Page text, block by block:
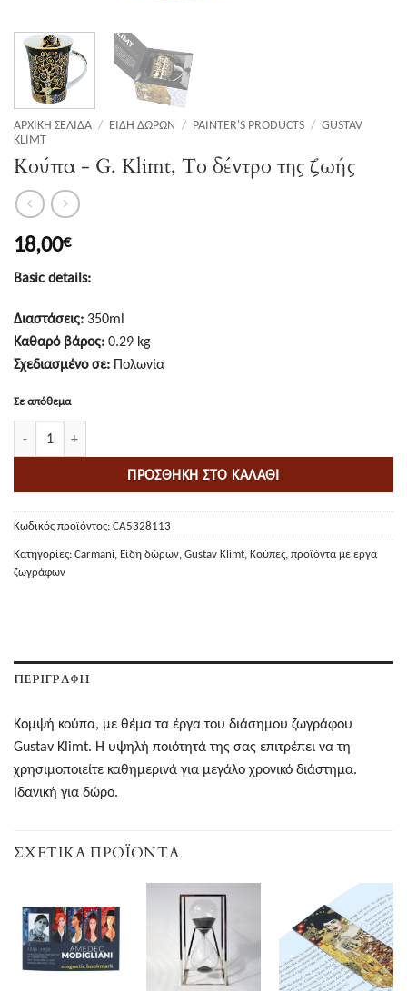
ΑΡΧΙΚΉ ΣΕΛΊΔΑ / ΕΊΔΗ ΔΏΡΩΝ / PAINTER'S PRODUCTS / GUSTAV
KLIMT
Κούπα - G. Klimt, Το δέντρο της ζωής
18,00€
Basic details:
Διαστάσεις: 350ml
Καθαρό βάρος: 0.29 kg
Σχεδιασμένο σε: Πολωνία
Σε απόθεμα
Mug - G. Klimt, The Tree of Life ποσότητα
ΠΡΟΣΘΉΚΗ ΣΤΟ ΚΑΛΆΘΙ
Κωδικός προϊόντος: CA5328113
Κατηγορίες: Carmani Είδη δώρων Gustav Klimt Κούπες προϊόντα με εργα
ζωγράφων
ΠΕΡΙΓΡΑΦΉ
Κομψή κούπα, με θέμα τα έργα του διάσημου ζωγράφου
Gustav Klimt. Η υψηλή ποιότητά της σας επιτρέπει να τη
χρησιμοποιείτε καθημερινά για μεγάλο χρονικό διάστημα.
Ιδανική για δώρο.
ΣΧΕΤΙΚΆ ΠΡΟΪΌΝΤΑ